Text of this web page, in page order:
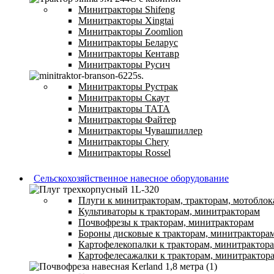
Минитракторы Shifeng
Минитракторы Xingtai
Минитракторы Zoomlion
Минитракторы Беларус
Минитракторы Кентавр
Минитракторы Русич
Минитракторы Рустрак
Минитракторы Скаут
Минитракторы ТАТА
Минитракторы Файтер
Минитракторы Чувашпиллер
Минитракторы Chery
Минитракторы Rossel
Сельскохозяйственное навесное оборудование
Плуги к минитракторам, тракторам,
Культиваторы к тракторам, минитракторам
Почвофрезы к тракторам, минитракторам
Бороны дисковые к тракторам,
Картофелекопалки к тракторам,
Картофелесажалки к тракторам,